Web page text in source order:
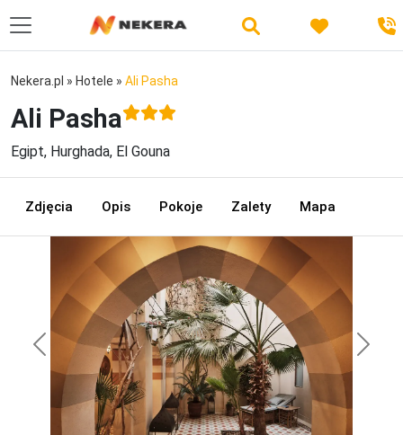
Nekera.pl » Hotele » Ali Pasha
Ali Pasha
Egipt, Hurghada, El Gouna
Zdjęcia Opis Pokoje Zalety Mapa
Previous Next